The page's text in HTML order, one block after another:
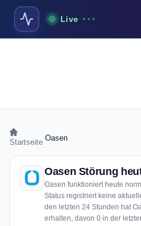
Live
Startseite Oasen
Oasen Störung
Oasen funktioniert heute
Status registriert keine
den letzten 24 Stunden hat
erhalten, davon 0 in der